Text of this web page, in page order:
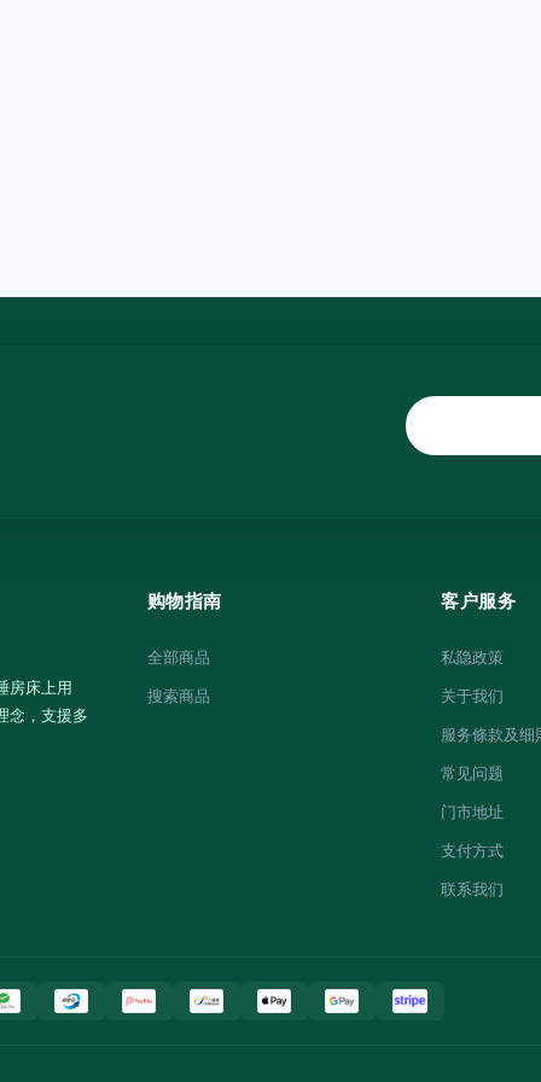
房床上用
念，支援多
购物指南
全部商品
搜索商品
客户服务
私隐政策
关于我们
服务條款及细
常见问题
门市地址
支付方式
联系我们